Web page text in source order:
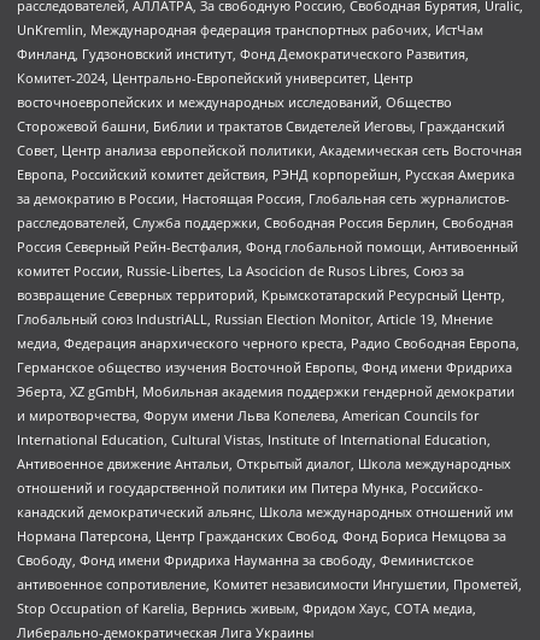
расследователей, АЛЛАТРА, За свободную Россию, Свободная Бурятия, Uralic,
UnKremlin, Международная федерация транспортных рабочих, ИстЧам
Финланд, Гудзоновский институт, Фонд Демократического Развития,
Комитет-2024, Центрально-Европейский университет, Центр
восточноевропейских и международных исследований, Общество
Сторожевой башни, Библии и трактатов Свидетелей Иеговы, Гражданский
Совет, Центр анализа европейской политики, Академическая сеть Восточная
Европа, Российский комитет действия, РЭНД корпорейшн, Русская Америка
за демократию в России, Настоящая Россия, Глобальная сеть журналистов-
расследователей, Служба поддержки, Свободная Россия Берлин, Свободная
Россия Северный Рейн-Вестфалия, Фонд глобальной помощи, Антивоенный
комитет России, Russie-Libertes, La Asocicion de Rusos Libres, Союз за
возвращение Северных территорий, Крымскотатарский Ресурсный Центр,
Глобальный союз IndustriALL, Russian Election Monitor, Article 19, Мнение
медиа, Федерация анархического черного креста, Радио Свободная Европа,
Германское общество изучения Восточной Европы, Фонд имени Фридриха
Эберта, XZ gGmbH, Мобильная академия поддержки гендерной демократии
и миротворчества, Форум имени Льва Копелева, American Councils for
International Education, Cultural Vistas, Institute of International Education,
Антивоенное движение Антальи, Открытый диалог, Школа международных
отношений и государственной политики им Питера Мунка, Российско-
канадский демократический альянс, Школа международных отношений им
Нормана Патерсона, Центр Гражданских Свобод, Фонд Бориса Немцова за
Свободу, Фонд имени Фридриха Науманна за свободу, Феминистское
антивоенное сопротивление, Комитет независимости Ингушетии, Прометей,
Stop Occupation of Karelia, Вернись живым, Фридом Хаус, СОТА медиа,
Либерально-демократическая Лига Украины